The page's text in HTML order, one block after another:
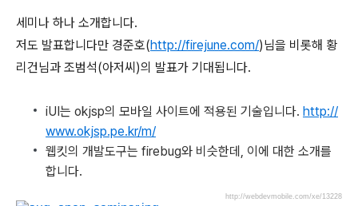
세미나 하나 소개합니다.
저도 발표합니다만 경준호(http://firejune.com/)님을 비롯해 황
리건님과 조범석(아저씨)의 발표가 기대됩니다.
iUI는 okjsp의 모바일 사이트에 적용된 기술입니다. http://
www.okjsp.pe.kr/m/
웹킷의 개발도구는 firebug와 비슷한데, 이에 대한 소개를
합니다.
http://webdevmobile.com/xe/13228